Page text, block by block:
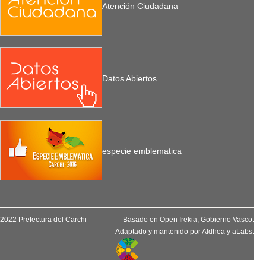
Atención Ciudadana
Datos Abiertos
especie emblematica
2022 Prefectura del Carchi Basado en Open Irekia , Gobierno Vasco.
Adaptado y mantenido porAldhea y aLabs